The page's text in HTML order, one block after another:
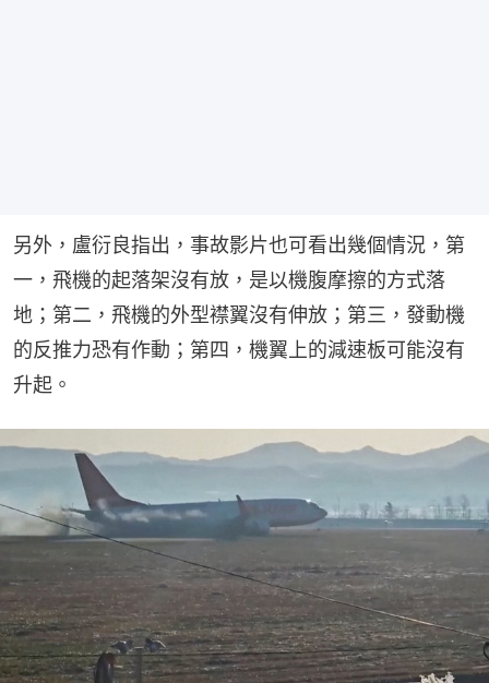
另外，盧衍良指出，事故影片也可看出幾個情況，第
一，飛機的起落架沒有放，是以機腹摩擦的方式落
地；第二，飛機的外型襟翼沒有伸放；第三，發動機
的反推力恐有作動；第四，機翼上的減速板可能沒有
升起。